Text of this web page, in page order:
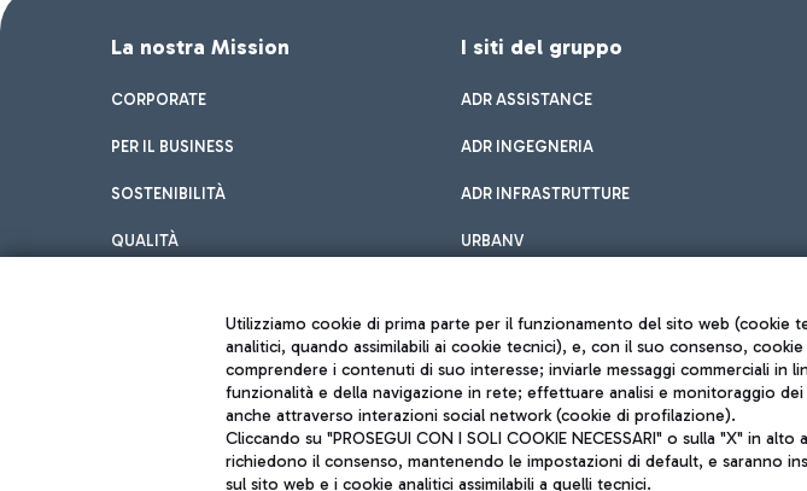
La nostra Mission
CORPORATE
PER IL BUSINESS
SOSTENIBILITÀ
QUALITÀ
I siti del gruppo
ADR ASSISTANCE
ADR INGEGNERIA
ADR INFRASTRUTTURE
URBANV
Note
Mappa
Utilizziamo cookie di prima parte per il funzionamento del sito web
analitici, quando assimilabili ai cookie tecnici), e, con il suo consenso,
comprendere i contenuti di suo interesse; inviarle messaggi commerciali in
funzionalità e della navigazione in rete; effettuare analisi e monitoraggio
anche attraverso interazioni social network (cookie di profilazione).
Cliccando su "PROSEGUI CON I SOLI COOKIE NECESSARI" o sulla "X" in
richiedono il consenso, mantenendo le impostazioni di default, e saranno
sul sito web e i cookie analitici assimilabili a quelli tecnici.